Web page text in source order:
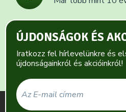
ÚJDONSÁGOK ÉS
Iratkozz fel hírlevelünkre és
újdonságainkról és akcióinkról!